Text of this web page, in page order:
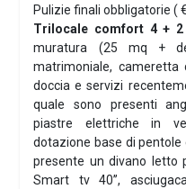
Pulizie finali obbligatorie (
Trilocale comfort 4 +
muratura (25 mq +
matrimoniale, cameretta
doccia e servizi
quale sono presenti
piastre elettriche in
dotazione base di pentole
presente un divano letto
Smart tv 40’’,